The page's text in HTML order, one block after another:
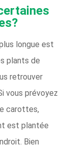
longue est
plants de
retrouver
vous prévoyez
carottes,
est plantée
Bien